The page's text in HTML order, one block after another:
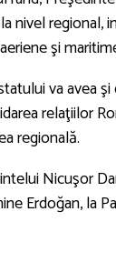
regional,
şi
va avea
relaţiilor
regională.
Nicuşor
Erdoğan, la